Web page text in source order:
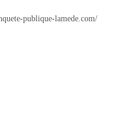
publique-lamede.com/